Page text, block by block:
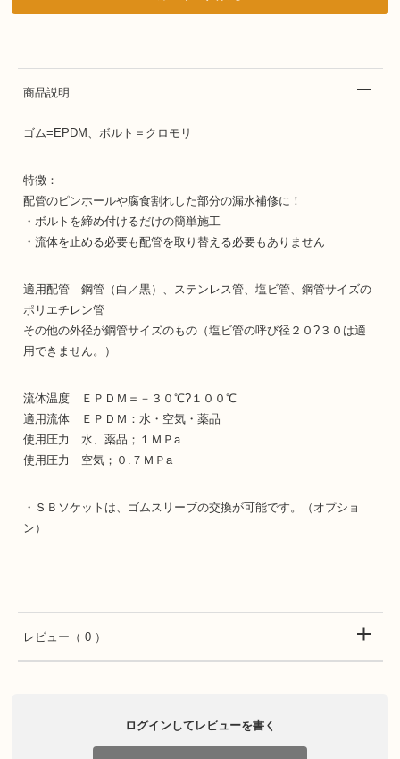
商品説明
ゴム=EPDM、ボルト＝クロモリ
特徴：
配管のピンホールや腐食割れした部分の漏水補修に！
・ボルトを締め付けるだけの簡単施工
・流体を止める必要も配管を取り替える必要もありません
適用配管 鋼管（白／黒）、ステンレス管、塩ビ管、鋼管サイズの
ポリエチレン管
その他の外径が鋼管サイズのもの（塩ビ管の呼び径２０?３０は適
用できません。）
流体温度 ＥＰＤＭ＝－３０℃?１００℃
適用流体 ＥＰＤＭ：水・空気・薬品
使用圧力 水、薬品；１ＭＰa
使用圧力 空気；０.７ＭＰa
・ＳＢソケットは、ゴムスリーブの交換が可能です。（オプショ
ン）
レビュー （ 0 ）
ログインしてレビューを書く